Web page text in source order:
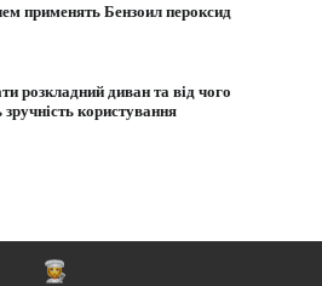
применять Бензоил пероксид
розкладний диван та від чого
зручність користування